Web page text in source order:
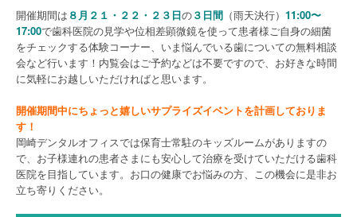
開催期間は ８月２１・２２・２３日の３日間 （雨天決行） 11:00〜
17:00で歯科医院の見学や位相差顕微鏡を使って患者様ご自身の細菌
をチェックする体験コーナー、いま悩んでいる歯についての無料相談
会など行います！内覧会はご予約などは不要ですので、お好きな時間
に気軽にお越しいただければと思います。
開催期間中にちょっと嬉しいサプライズイベントを計画しておりま
す！
岡崎デンタルオフィスでは保育士常駐のキッズルームがありますの
で、お子様連れの患者さまにも安心して治療を受けていただける歯科
医院を目指しています。お口の健康でお悩みの方、この機会に是非お
立ち寄りください。